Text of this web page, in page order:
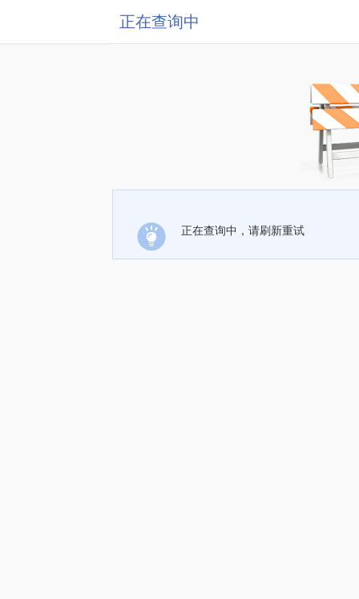
正在查询中
正在查询中，请刷新重试